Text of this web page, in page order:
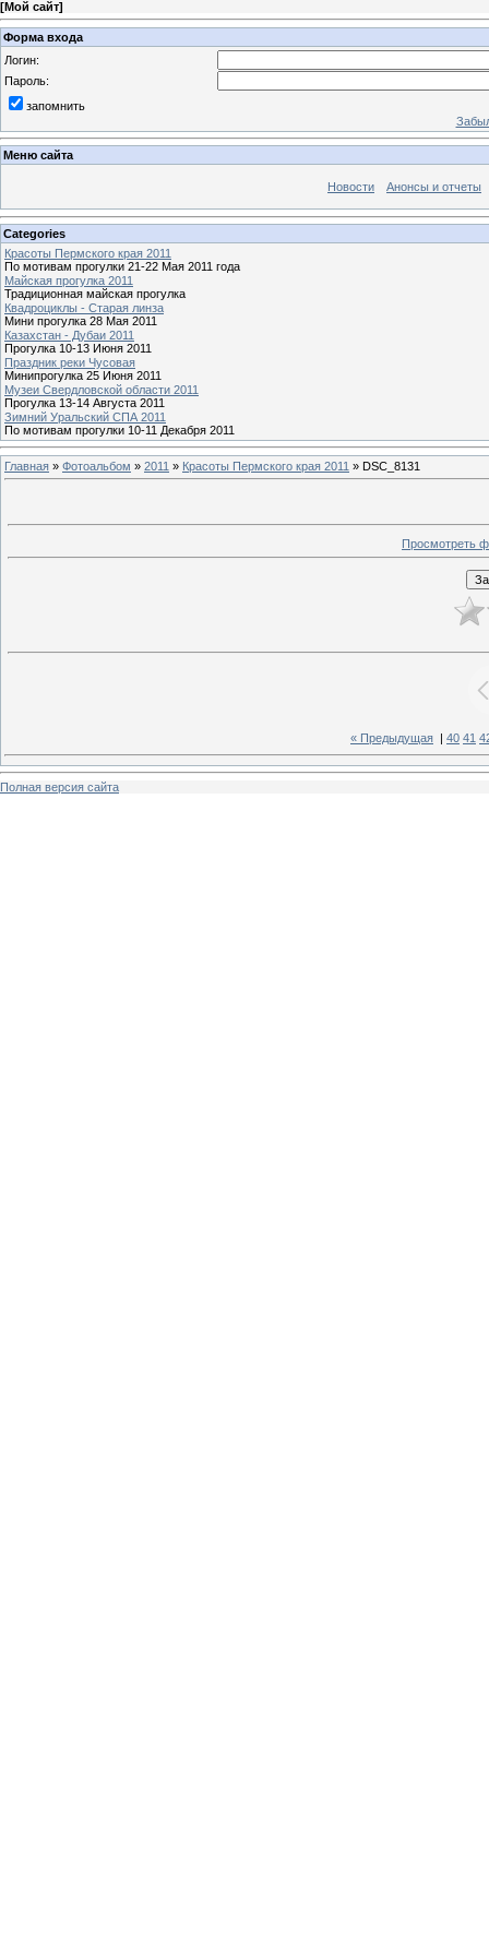
[Мой сайт]
Форма входа
Логин:
Пароль:
запомнить
Меню сайта
Новости Анонсы и отчеты
Categories
Красоты Пермского края 2011
По мотивам прогулки 21-22 Мая 2011 года
Майская прогулка 2011
Традиционная майская прогулка
Квадроциклы - Старая линза
Мини прогулка 28 Мая 2011
Казахстан - Дубаи 2011
Прогулка 10-13 Июня 2011
Праздник реки Чусовая
Минипрогулка 25 Июня 2011
Музеи Свердловской области 2011
Прогулка 13-14 Августа 2011
Зимний Уральский СПА 2011
По мотивам прогулки 10-11 Декабря 2011
Главная » Фотоальбом » 2011 » Красоты Пермского края 2011 » DSC_8131
Просмотреть
« Предыдущая 40 41
Полная версия сайта